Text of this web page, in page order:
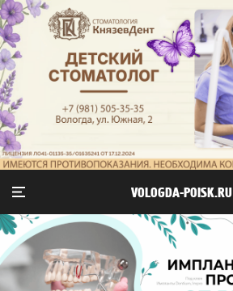
VOLOGDA-POISK.RU